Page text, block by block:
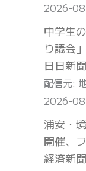
2026-
中学生
り議会
日日新
配信元:
2026-
浦安・
開催、
経済新